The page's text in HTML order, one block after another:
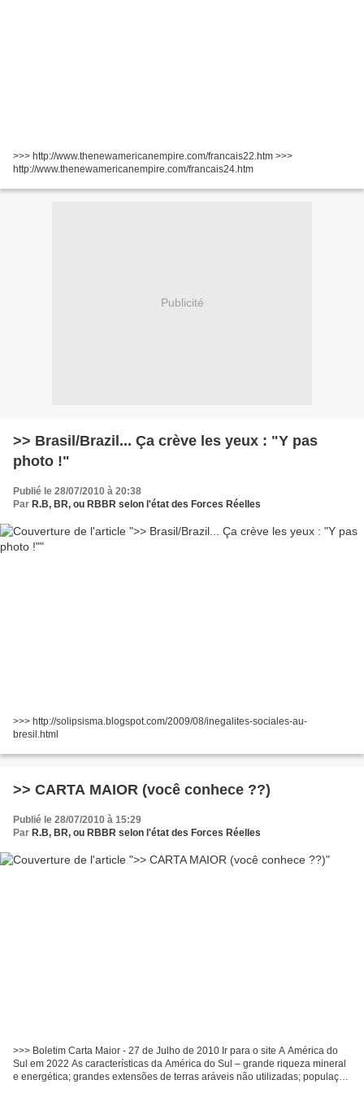
>>> http://www.thenewamericanempire.com/francais22.htm >>>
http://www.thenewamericanempire.com/francais24.htm
Publicité
>> Brasil/Brazil... Ça crève les yeux : "Y pas
photo !"
Publié le 28/07/2010 à 20:38
Par R.B, BR, ou RBBR selon l'état des Forces Réelles
>>> http://solipsisma.blogspot.com/2009/08/inegalites-sociales-au-
bresil.html
>> CARTA MAIOR (você conhece ??)
Publié le 28/07/2010 à 15:29
Par R.B, BR, ou RBBR selon l'état des Forces Réelles
>>> Boletim Carta Maior - 27 de Julho de 2010 Ir para o site A América do
Sul em 2022 As características da América do Sul – grande riqueza mineral
e energética; grandes extensões de terras aráveis não utilizadas; população